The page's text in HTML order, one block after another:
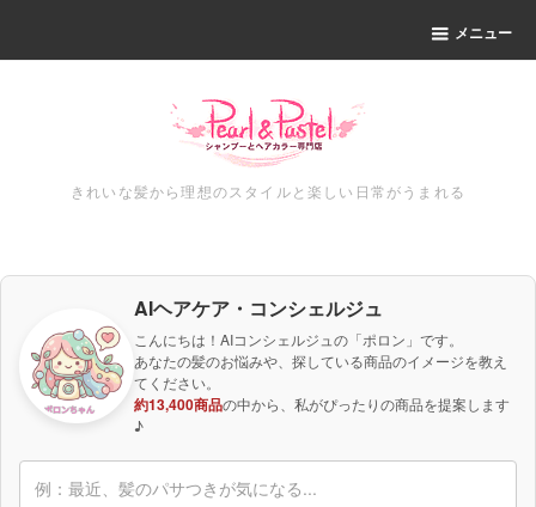
メニュー
きれいな髪から理想のスタイルと楽しい日常がうまれる
AIヘアケア・コンシェルジュ
こんにちは！AIコンシェルジュの「ポロン」です。
あなたの髪のお悩みや、探している商品のイメージを教え
てください。
約13,400商品の中から、私がぴったりの商品を提案します
♪